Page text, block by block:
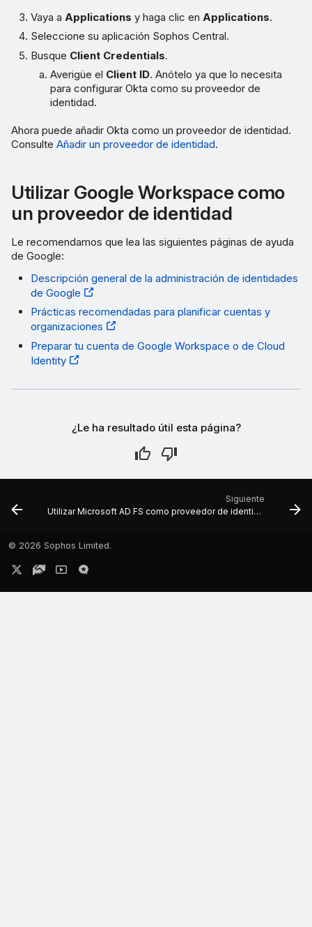
Vaya aApplications y haga clic enApplications.
Seleccione su aplicación Sophos Central.
Busque Client Credentials.
Averigüe el Client ID. Anótelo ya que lo necesita
para configurar Okta como su proveedor de
identidad.
Ahora puede añadir Okta como un proveedor de identidad.
Consulte Añadir un proveedor de identidad.
Utilizar Google Workspace como
un proveedor de identidad
Le recomendamos que lea las siguientes páginas de ayuda
de Google:
Descripción general de la administración de identidades
de Google
Prácticas recomendadas para planificar cuentas y
organizaciones
Preparar tu cuenta de Google Workspace o de Cloud
Identity
¿Le ha resultado útil esta página?
Siguiente
Utilizar Microsoft AD FS como proveedor de identidad
© 2026 Sophos Limited.